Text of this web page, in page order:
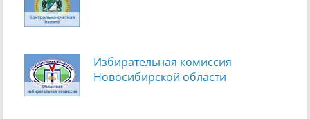
Избирательная комиссия
Новосибирской области